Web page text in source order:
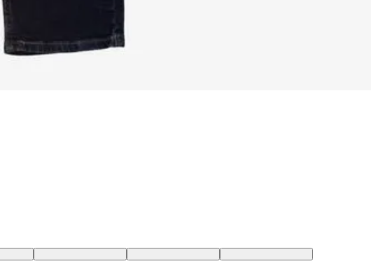
42 BR28X34 USA | 36 BR40X34 USA | 50 BR36X34 USA | 46 BR